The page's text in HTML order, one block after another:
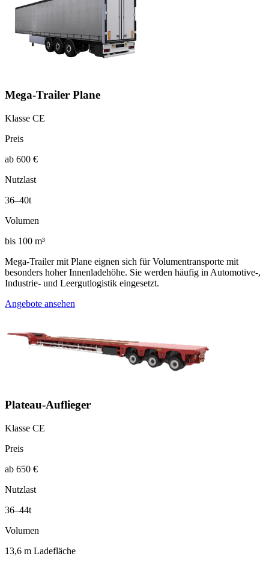
Mega-Trailer Plane
Klasse CE
Preis
ab 600 €
Nutzlast
36–40t
Volumen
bis 100 m³
Mega-Trailer mit Plane eignen sich für Volumentransporte mit
besonders hoher Innenladehöhe. Sie werden häufig in Automotive-,
Industrie- und Leergutlogistik eingesetzt.
Angebote ansehen
Plateau-Auflieger
Klasse CE
Preis
ab 650 €
Nutzlast
36–44t
Volumen
13,6 m Ladefläche